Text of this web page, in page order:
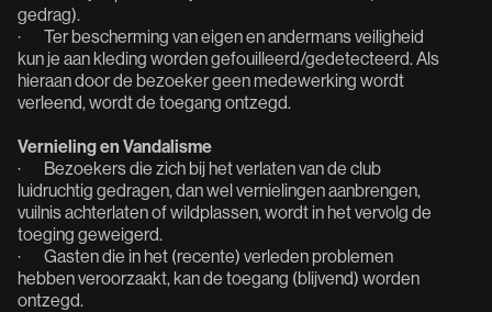
gedrag).
· Ter bescherming van eigen en andermans veiligheid
kun je aan kleding worden gefouilleerd/gedetecteerd. Als
hieraan door de bezoeker geen medewerking wordt
verleend, wordt de toegang ontzegd.
Vernieling en Vandalisme
· Bezoekers die zich bij het verlaten van de club
luidruchtig gedragen, dan wel vernielingen aanbrengen,
vuilnis achterlaten of wildplassen, wordt in het vervolg de
toeging geweigerd.
· Gasten die in het (recente) verleden problemen
hebben veroorzaakt, kan de toegang (blijvend) worden
ontzegd.